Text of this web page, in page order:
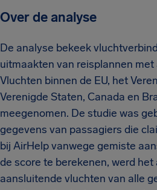
Over de analyse
De analyse bekeek
uitmaakten van reisplannen
Vluchten binnen de EU, het
Verenigde Staten, Canada en
meegenomen. De studie was
gegevens van passagiers die
bij AirHelp vanwege gemiste
de score te berekenen, werd
aansluitende vluchten van alle